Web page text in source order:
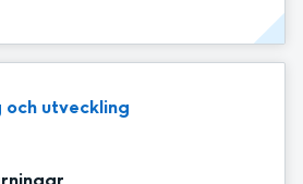
och utveckling